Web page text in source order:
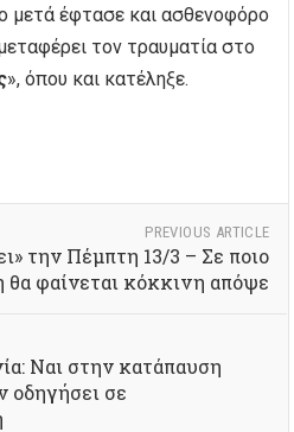
μετά έφτασε και ασθενοφόρο
τον τραυματία στο
», όπου και κατέληξε.
PREVIOUS ARTICLE
την Πέμπτη 13/3 – Σε ποιο
θα φαίνεται κόκκινη απόψε
Ναι στην κατάπαυση
οδηγήσει σε